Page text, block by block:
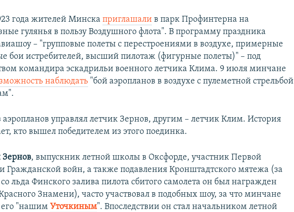
года жителей Минскаприглашали в парк Профинтерна на
гулянья в пользу Воздушного флота". В программу праздника
– "групповые полеты с перестроениями в воздухе, примерные
бои истребителей, высший пилотаж (фигурные полеты)" – под
командира эскадрильи военного летчика Клима. 9 июля минчане
наблюдать "бой аэропланов в воздухе с пулеметной стрельбой
управлял летчик Зернов, другим – летчик Клим. История
кто вышел победителем из этого поединка.
Зернов, выпускник летной школы в Оксфорде, участник Первой
Гражданской войн, а также подавления Кронштадтского мятежа (за
льда Финского залива пилота сбитого самолета он был награжден
Знамени), часто участвовал в подобных шоу, за что минчане
его "нашимУточкиным". Впоследствии он стал начальником летной